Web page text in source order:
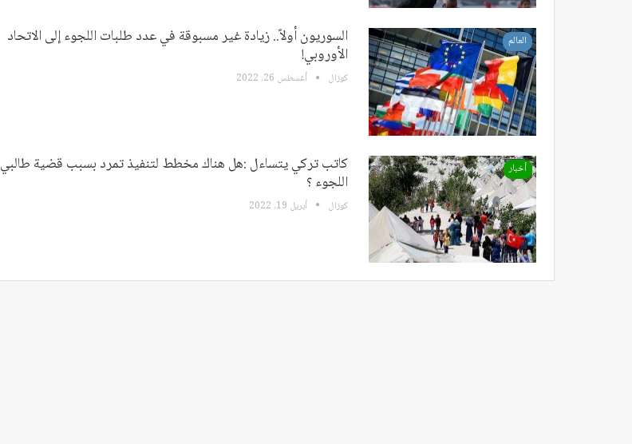
العالم السوريون أولاً.. زيادة غير مسبوقة في عدد طلبات اللجوء إلى الاتحاد
الأوروبي!
كوزال أغسطس 26, 2022
أخبار كاتب تركي يتساءل :هل هناك مخطط لتنفيذ تمرد بسبب قضية طالبي
اللجوء ؟
كوزال أبريل 19, 2022